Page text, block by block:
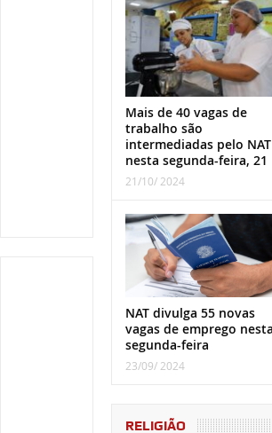
Mais de 40 vagas de
trabalho são
intermediadas pelo NAT
nesta segunda-feira, 21
21/10/ 2024
NAT divulga 55 novas
vagas de emprego nesta
segunda-feira
23/09/ 2024
RELIGIÃO